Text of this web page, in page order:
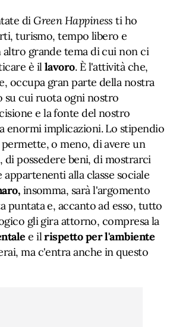
di Green Happiness ti ho
turismo, tempo libero e
grande tema di cui non ci
è illavoro. È l'attività che,
occupa gran parte della nostra
su cui ruota ogni nostro
e la fonte del nostro
enormi implicazioni. Lo stipendio
o meno, di avere un
di possedere beni, di mostrarci
appartenenti alla classe sociale
insomma, sarà l'argomento
puntata e, accanto ad esso, tutto
gli gira attorno, compresa la
e ilrispetto per l'ambiente
ma c'entra anche in questo